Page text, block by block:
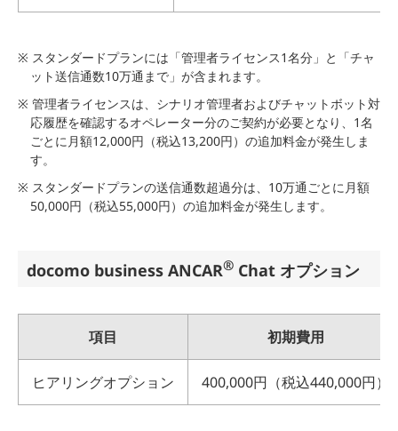
※ スタンダードプランには「管理者ライセンス1名分」と「チャ
ット送信通数10万通まで」が含まれます。
※ 管理者ライセンスは、シナリオ管理者およびチャットボット対
応履歴を確認するオペレーター分のご契約が必要となり、1名
ごとに月額12,000円（税込13,200円）の追加料金が発生しま
す。
※ スタンダードプランの送信通数超過分は、10万通ごとに月額
50,000円（税込55,000円）の追加料金が発生します。
docomo business ANCAR® Chat オプション
項目 初期費用
ヒアリングオプション 400,000円（税込440,000円）